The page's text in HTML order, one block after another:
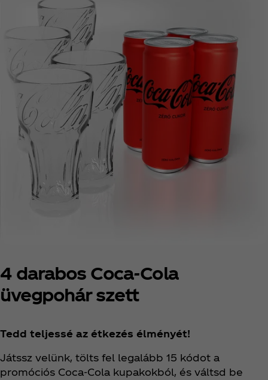
4 darabos Coca‑Cola
üvegpohár szett
Tedd teljessé az étkezés élményét!
Játssz velünk, tölts fel legalább 15 kódot a
promóciós Coca‑Cola kupakokból, és váltsd be